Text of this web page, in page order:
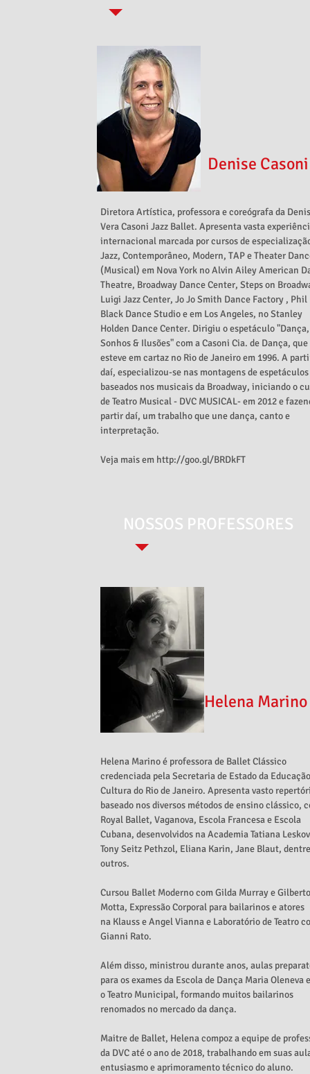
Denise Casoni
Diretora Artística, professora e coreógrafa da
Vera Casoni Jazz Ballet. Apresenta vasta
internacional marcada por cursos de
Jazz, Contemporâneo, Modern, TAP e Theater
(Musical) em Nova York no Alvin Ailey American
Theatre, Broadway Dance Center, Steps on
Luigi Jazz Center, Jo Jo Smith Dance Factory , Phil
Black Dance Studio e em Los Angeles, no Stanley
Holden Dance Center. Dirigiu o espetáculo "Dança,
Sonhos & Ilusões" com a Casoni Cia. de Dança, que
esteve em cartaz no Rio de Janeiro em 1996. A
daí, especializou-se nas montagens de espetáculos
baseados nos musicais da Broadway, iniciando o
de Teatro Musical - DVC MUSICAL- em 2012 e
partir daí, um trabalho que une dança, canto e
interpretação.
Veja mais em http://goo.gl/BRDkFT
NOSSOS PROFESSORES
Helena Marino
Helena Marino é professora de Ballet Clássico
credenciada pela Secretaria de Estado da
Cultura do Rio de Janeiro. Apresenta vasto
baseado nos diversos métodos de ensino clássico,
Royal Ballet, Vaganova, Escola Francesa e Escola
Cubana, desenvolvidos na Academia Tatiana
Tony Seitz Pethzol, Eliana Karin, Jane Blaut, dentre
outros.
Cursou Ballet Moderno com Gilda Murray e Gilberto
Motta, Expressão Corporal para bailarinos e atores
na Klauss e Angel Vianna e Laboratório de Teatro
Gianni Rato.
Além disso, ministrou durante anos, aulas
para os exames da Escola de Dança Maria Oleneva
o Teatro Municipal, formando muitos bailarinos
renomados no mercado da dança.
Maitre de Ballet, Helena compoz a equipe de
da DVC até o ano de 2018, trabalhando em suas
entusiasmo e aprimoramento técnico do aluno.